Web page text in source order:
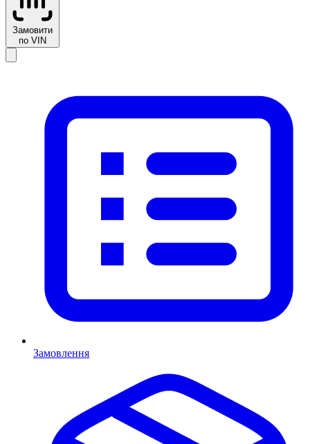
Замовити
по VIN
Замовлення